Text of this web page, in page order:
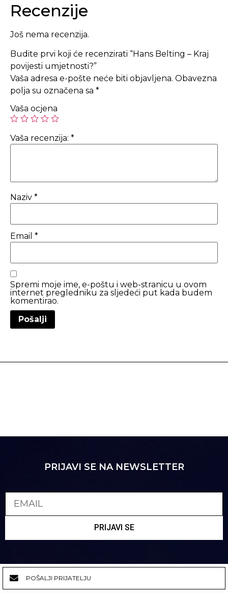
Recenzije
Još nema recenzija.
Budite prvi koji će recenzirati “Hans Belting – Kraj
povijesti umjetnosti?”
Vaša adresa e-pošte neće biti objavljena. Obavezna
polja su označena sa *
Vaša ocjena
Vaša recenzija: *
Naziv *
Email *
Spremi moje ime, e-poštu i web-stranicu u ovom
internet pregledniku za sljedeći put kada budem
komentirao.
PRIJAVI SE NA NEWSLETTER
PRIJAVI SE
POŠALJI PRIJATELJU